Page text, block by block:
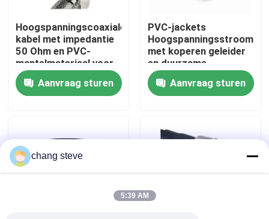
Kwaliteitscontrole
Contacteer ons
nieuws
Draadboom
op maat gemaakte kabelsamenstelling
Hoogspanningscoaxiale
kabel met impedantie
50 Ohm en PVC-
mantelmateriaal voor
een soepele
transmissie
Aanvraag sturen
PVC-jackets
met koperen geleider
en duurzame
polyethyleine isolatie
Aanvraag sturen
chang steve
5:39 AM